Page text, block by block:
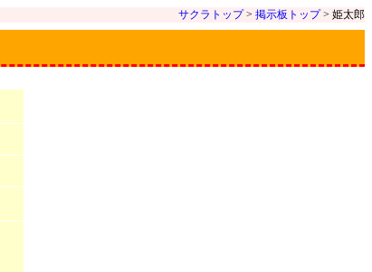
サクラトップ> 掲示板トップ> 姫太郎